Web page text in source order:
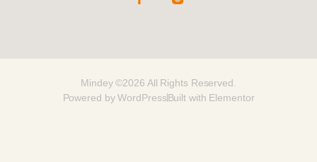
Mindey ©2026 All Rights Reserved.
Powered by WordPressBuilt with Elementor